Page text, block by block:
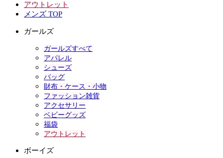
アウトレット
メンズ TOP
ガールズ
ガールズすべて
アパレル
シューズ
バッグ
財布・ケース・小物
ファッション雑貨
アクセサリー
ベビーグッズ
福袋
アウトレット
ボーイズ